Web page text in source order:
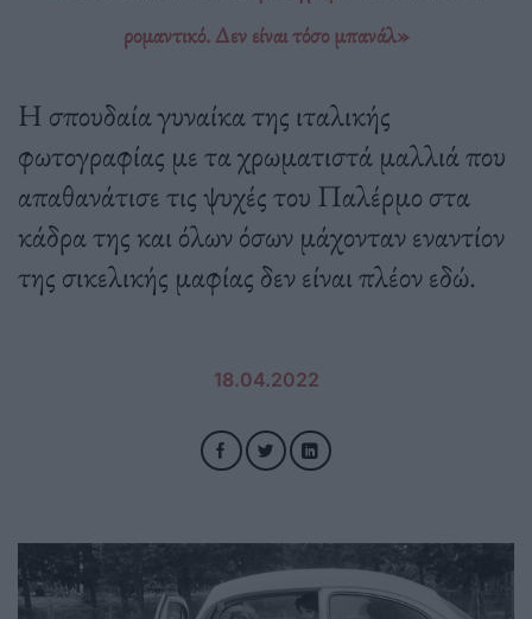
ρομαντικό. Δεν είναι τόσο μπανάλ»
Η σπουδαία γυναίκα της ιταλικής
φωτογραφίας με τα χρωματιστά μαλλιά που
απαθανάτισε τις ψυχές του Παλέρμο στα
κάδρα της και όλων όσων μάχονταν εναντίον
της σικελικής μαφίας δεν είναι πλέον εδώ.
18.04.2022